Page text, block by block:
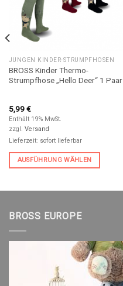
JUNGEN KINDER-STRUMPFHOSEN
BROSS Kinder Thermo-
Strumpfhose „Hello Deer“ 1 Paar
5,99€
Enthält 19% MwSt.
zzgl. Versand
Lieferzeit: sofort lieferbar
AUSFÜHRUNG WÄHLEN
BROSS EUROPE